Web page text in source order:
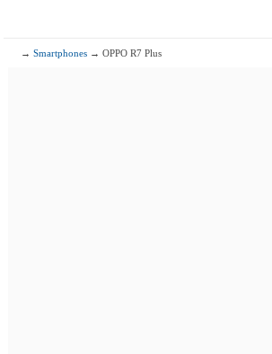
→Smartphones → OPPO R7 Plus